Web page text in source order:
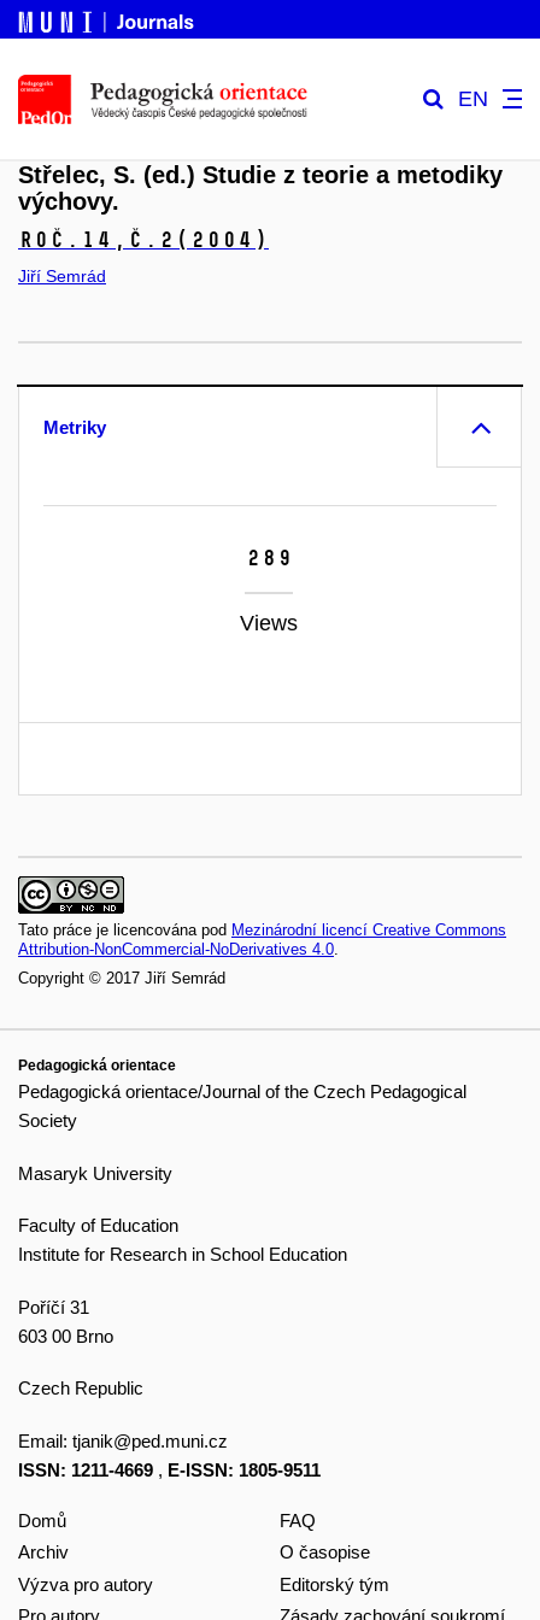
EN
Střelec, S. (ed.) Studie z teorie a metodiky
výchovy.
Roč.14, č.2 (2004)
Jiří Semrád
Metriky
289
Views
Tato práce je licencována pod Mezinárodní licencí Creative Commons
Attribution-NonCommercial-NoDerivatives 4.0.
Copyright © 2017 Jiří Semrád
Pedagogická orientace
Pedagogická orientace/Journal of the Czech Pedagogical
Society
Masaryk University
Faculty of Education
Institute for Research in School Education
Poříčí 31
603 00 Brno
Czech Republic
Email: tjanik@ped.muni.cz
ISSN: 1211-4669 , E-ISSN: 1805-9511
Domů
Archiv
Výzva pro autory
FAQ
O časopise
Editorský tým